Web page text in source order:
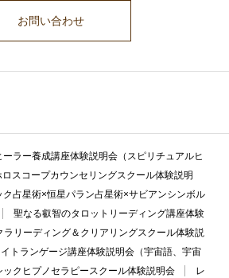
お問い合わせ
ラー養成講座体験説明会（スピリチュアルヒ
ロスコープカウンセリングスクール体験説明
占星術×恒星パラン占星術×サビアンシンボル
聖なる叡智のタロットリーディング講座体験
ラリーディング＆クリアリングスクール体験説
トランゲージ講座体験説明会（宇宙語、宇宙
ックヒプノセラピースクール体験説明会 レ